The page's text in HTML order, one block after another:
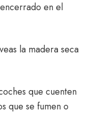
en el
la madera seca
que cuenten
que se fumen o